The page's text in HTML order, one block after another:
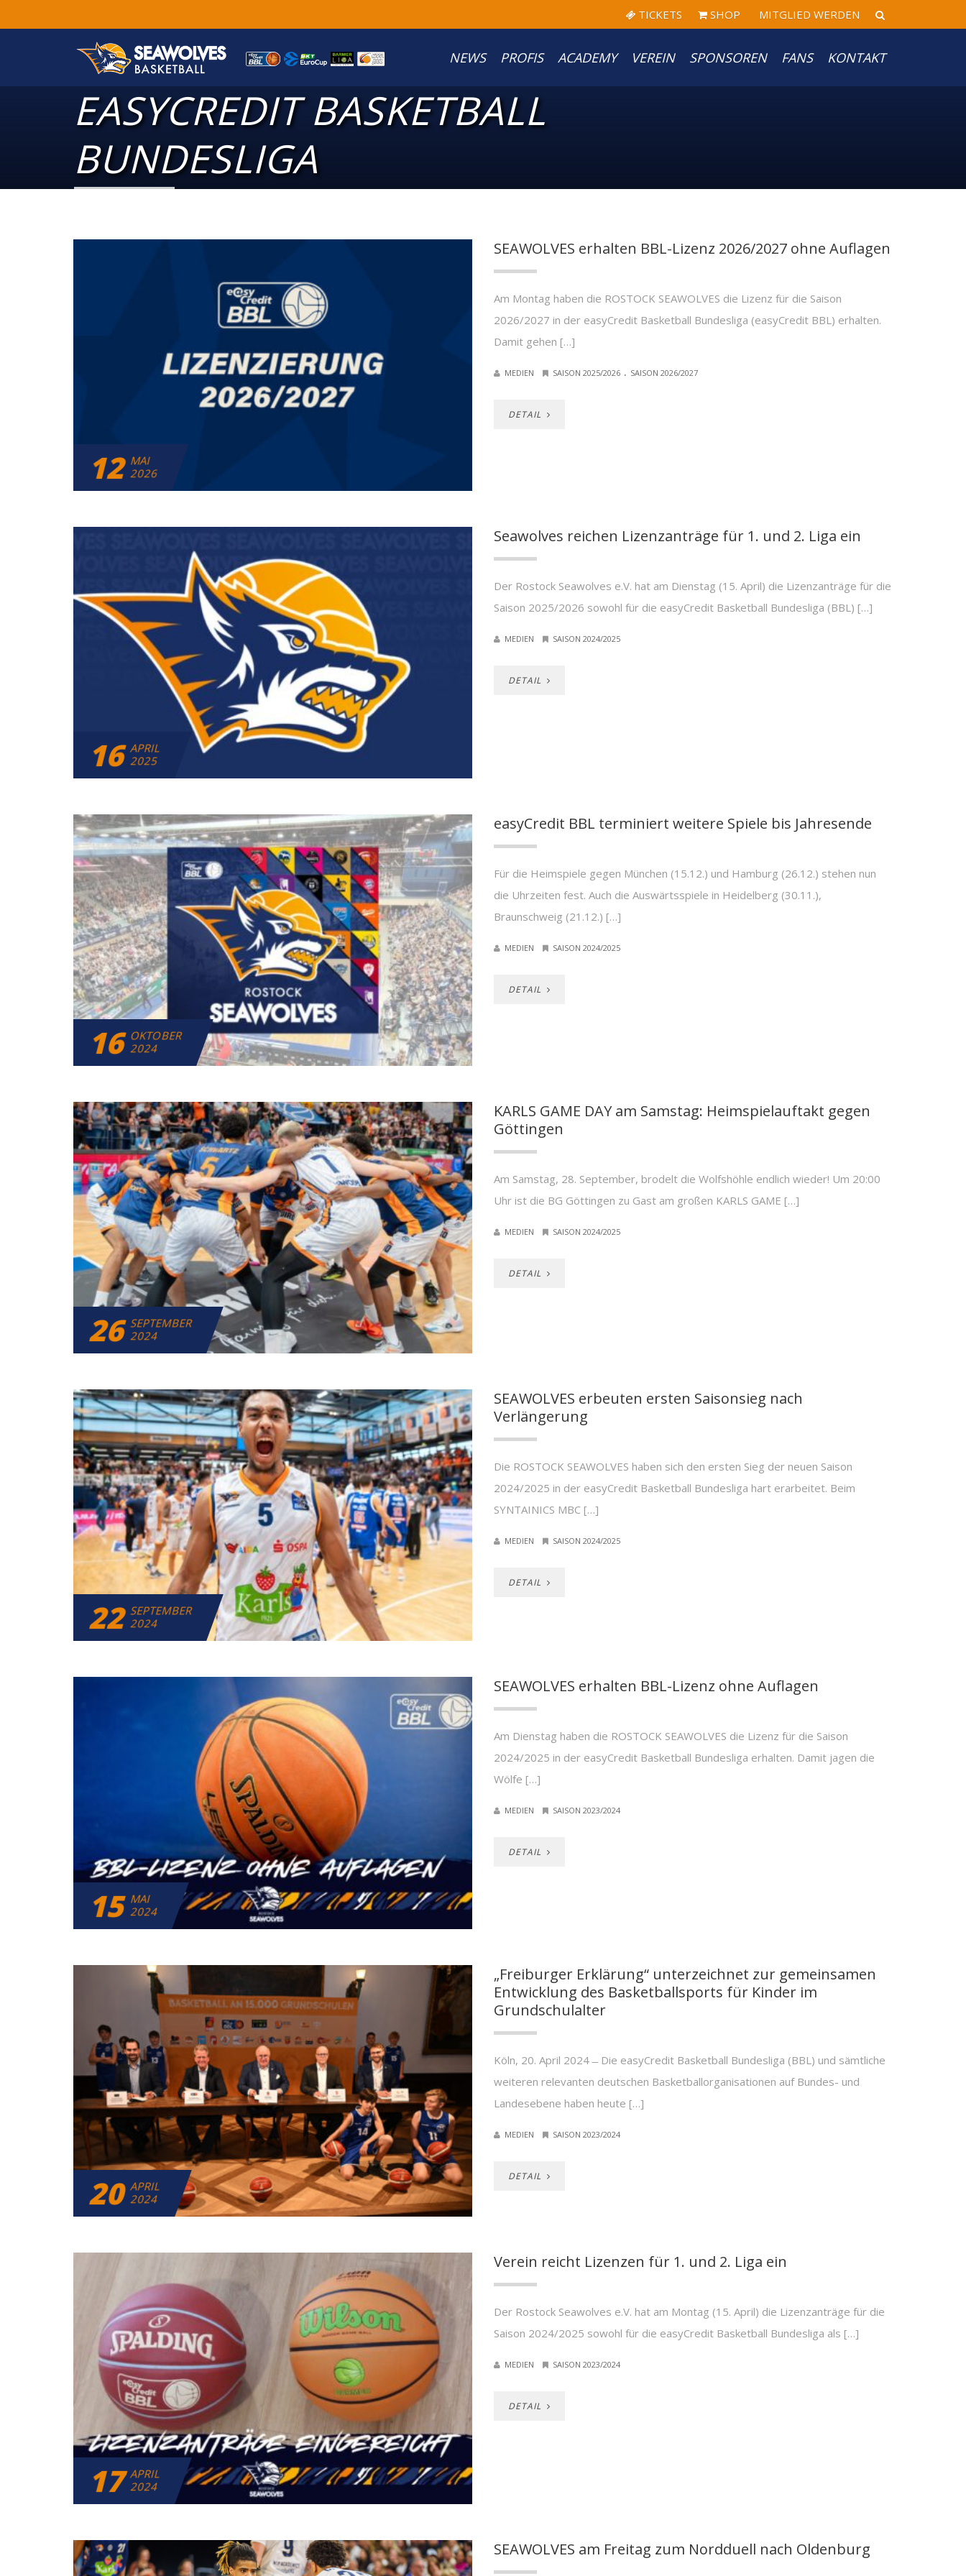
TICKETS SHOP MITGLIED WERDEN
NEWS PROFIS ACADEMY VEREIN SPONSOREN FANS KONTAKT
EASYCREDIT BASKETBALL
BUNDESLIGA
12 MAI
2026
SEAWOLVES erhalten BBL-Lizenz 2026/2027 ohne Auflagen
Am Montag haben die ROSTOCK SEAWOLVES die Lizenz für die Saison
2026/2027 in der easyCredit Basketball Bundesliga (easyCredit BBL) erhalten.
Damit gehen […]
MEDIEN SAISON 2025/2026 . SAISON 2026/2027
DETAIL
16 APRIL
2025
Seawolves reichen Lizenzanträge für 1. und 2. Liga ein
Der Rostock Seawolves e.V. hat am Dienstag (15. April) die Lizenzanträge für die
Saison 2025/2026 sowohl für die easyCredit Basketball Bundesliga (BBL) […]
MEDIEN SAISON 2024/2025
DETAIL
16 OKTOBER
2024
easyCredit BBL terminiert weitere Spiele bis Jahresende
Für die Heimspiele gegen München (15.12.) und Hamburg (26.12.) stehen nun
die Uhrzeiten fest. Auch die Auswärtsspiele in Heidelberg (30.11.),
Braunschweig (21.12.) […]
MEDIEN SAISON 2024/2025
DETAIL
26 SEPTEMBER
2024
KARLS GAME DAY am Samstag: Heimspielauftakt gegen
Göttingen
Am Samstag, 28. September, brodelt die Wolfshöhle endlich wieder! Um 20:00
Uhr ist die BG Göttingen zu Gast am großen KARLS GAME […]
MEDIEN SAISON 2024/2025
DETAIL
22 SEPTEMBER
2024
SEAWOLVES erbeuten ersten Saisonsieg nach
Verlängerung
Die ROSTOCK SEAWOLVES haben sich den ersten Sieg der neuen Saison
2024/2025 in der easyCredit Basketball Bundesliga hart erarbeitet. Beim
SYNTAINICS MBC […]
MEDIEN SAISON 2024/2025
DETAIL
15 MAI
2024
SEAWOLVES erhalten BBL-Lizenz ohne Auflagen
Am Dienstag haben die ROSTOCK SEAWOLVES die Lizenz für die Saison
2024/2025 in der easyCredit Basketball Bundesliga erhalten. Damit jagen die
Wölfe […]
MEDIEN SAISON 2023/2024
DETAIL
20 APRIL
2024
„Freiburger Erklärung“ unterzeichnet zur gemeinsamen
Entwicklung des Basketballsports für Kinder im
Grundschulalter
Köln, 20. April 2024 ̶ Die easyCredit Basketball Bundesliga (BBL) und sämtliche
weiteren relevanten deutschen Basketballorganisationen auf Bundes- und
Landesebene haben heute […]
MEDIEN SAISON 2023/2024
DETAIL
17 APRIL
2024
Verein reicht Lizenzen für 1. und 2. Liga ein
Der Rostock Seawolves e.V. hat am Montag (15. April) die Lizenzanträge für die
Saison 2024/2025 sowohl für die easyCredit Basketball Bundesliga als […]
MEDIEN SAISON 2023/2024
DETAIL
SEAWOLVES am Freitag zum Nordduell nach Oldenburg